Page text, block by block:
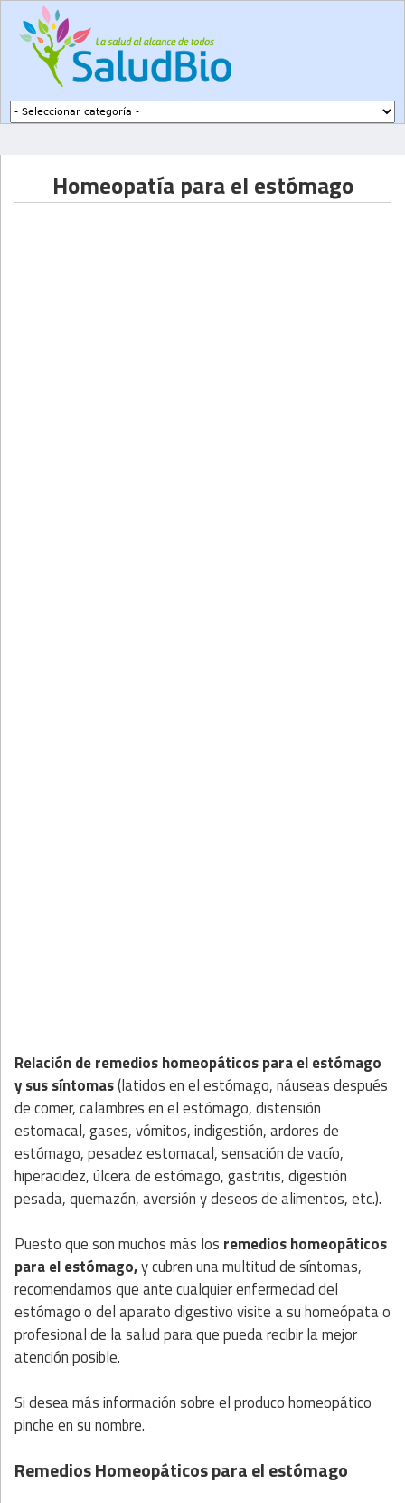
Homeopatía para el estómago
Relación de remedios homeopáticos para el estómago
y sus síntomas(latidos en el estómago, náuseas después
de comer, calambres en el estómago, distensión
estomacal, gases, vómitos, indigestión, ardores de
estómago, pesadez estomacal, sensación de vacío,
hiperacidez, úlcera de estómago, gastritis, digestión
pesada, quemazón, aversión y deseos de alimentos, etc.).
Puesto que son muchos más los remedios homeopáticos
para el estómago,y cubren una multitud de síntomas,
recomendamos que ante cualquier enfermedad del
estómago o del aparato digestivo visite a su homeópata o
profesional de la salud para que pueda recibir la mejor
atención posible.
Si desea más información sobre el produco homeopático
pinche en su nombre.
Remedios Homeopáticos para el estómago